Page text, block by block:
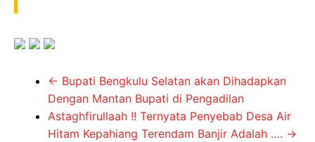
← Bupati Bengkulu Selatan akan Dihadapkan
Dengan Mantan Bupati di Pengadilan
Astaghfirullaah !! Ternyata Penyebab Desa Air
Hitam Kepahiang Terendam Banjir Adalah …. →